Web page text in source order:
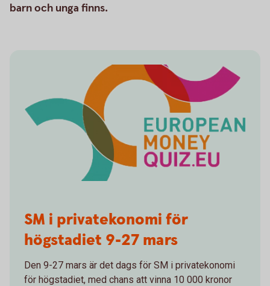
barn och unga finns.
SM i privatekonomi för
högstadiet 9-27 mars
Den 9-27 mars är det dags för SM i privatekonomi
för högstadiet, med chans att vinna 10 000 kronor